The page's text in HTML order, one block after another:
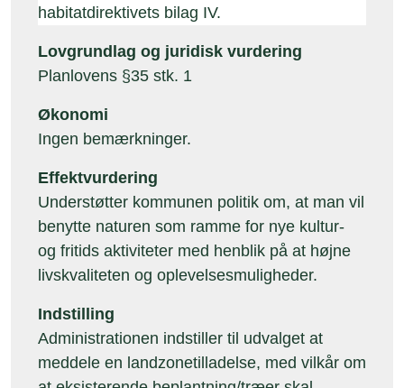
habitatdirektivets bilag IV.
Lovgrundlag og juridisk vurdering
Planlovens §35 stk. 1
Økonomi
Ingen bemærkninger.
Effektvurdering
Understøtter kommunen politik om, at man vil
benytte naturen som ramme for nye kultur-
og fritids aktiviteter med henblik på at højne
livskvaliteten og oplevelsesmuligheder.
Indstilling
Administrationen indstiller til udvalget at
meddele en landzonetilladelse, med vilkår om